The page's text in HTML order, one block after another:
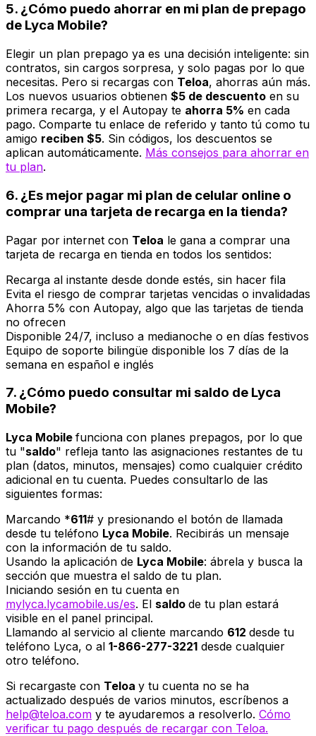
5. ¿Cómo puedo ahorrar en mi plan de prepago
de Lyca Mobile?
Elegir un plan prepago ya es una decisión inteligente: sin
contratos, sin cargos sorpresa, y solo pagas por lo que
necesitas. Pero si recargas con Teloa, ahorras aún más.
Los nuevos usuarios obtienen $5 de descuento en su
primera recarga, y el Autopay te ahorra 5% en cada
pago. Comparte tu enlace de referido y tanto tú como tu
amigo reciben $5. Sin códigos, los descuentos se
aplican automáticamente. Más consejos para ahorrar en
tu plan.
6. ¿Es mejor pagar mi plan de celular online o
comprar una tarjeta de recarga en la tienda?
Pagar por internet con Teloa le gana a comprar una
tarjeta de recarga en tienda en todos los sentidos:
Recarga al instante desde donde estés, sin hacer fila
Evita el riesgo de comprar tarjetas vencidas o invalidadas
Ahorra 5% con Autopay, algo que las tarjetas de tienda
no ofrecen
Disponible 24/7, incluso a medianoche o en días festivos
Equipo de soporte bilingüe disponible los 7 días de la
semana en español e inglés
7. ¿Cómo puedo consultar mi saldo de Lyca
Mobile?
Lyca Mobile funciona con planes prepagos, por lo que
tu "saldo" refleja tanto las asignaciones restantes de tu
plan (datos, minutos, mensajes) como cualquier crédito
adicional en tu cuenta. Puedes consultarlo de las
siguientes formas:
Marcando *611# y presionando el botón de llamada
desde tu teléfono Lyca Mobile. Recibirás un mensaje
con la información de tu saldo.
Usando la aplicación de Lyca Mobile: ábrela y busca la
sección que muestra el saldo de tu plan.
Iniciando sesión en tu cuenta en
mylyca.lycamobile.us/es. El saldo de tu plan estará
visible en el panel principal.
Llamando al servicio al cliente marcando 612 desde tu
teléfono Lyca, o al 1-866-277-3221 desde cualquier
otro teléfono.
Si recargaste con Teloa y tu cuenta no se ha
actualizado después de varios minutos, escríbenos a
help@teloa.com y te ayudaremos a resolverlo. Cómo
verificar tu pago después de recargar con Teloa.